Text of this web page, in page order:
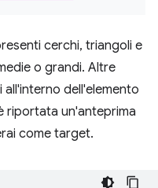
cerchi, triangoli e
o grandi. Altre
dell'elemento
riportata un'anteprima
come target.